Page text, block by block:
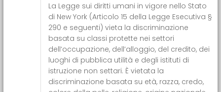
La Legge sui diritti umani in vigore nello Stato
di New York (Articolo 15 della Legge Esecutiva §
290 e seguenti) vieta la discriminazione
basata su classi protette nei settori
dell’occupazione, dell’alloggio, del credito, dei
luoghi di pubblica utilità e degli istituti di
istruzione non settari. È vietata la
discriminazione basata su età, razza, credo,